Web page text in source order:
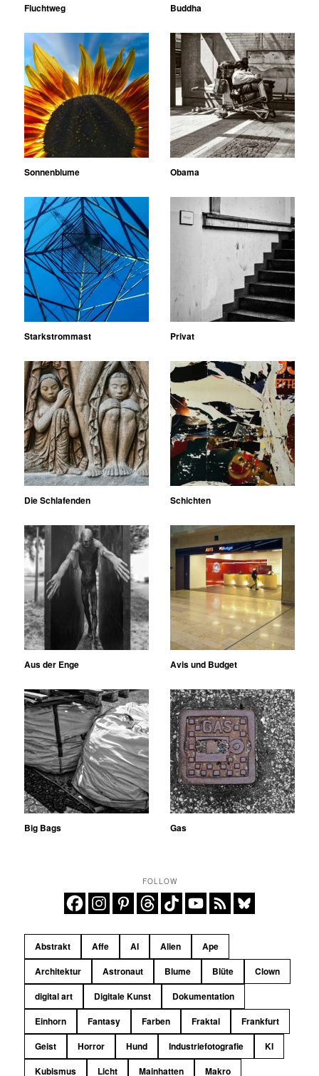
Fluchtweg Buddha
Sonnenblume Obama
Starkstrommast Privat
Die Schlafenden Schichten
Aus der Enge Avis und Budget
Big Bags Gas
FOLLOW
Abstrakt Affe AI Alien
Ape
Architektur
Astronaut Blume Blüte
Clown
digital art
Digitale Kunst
Dokumentation
Einhorn
Fantasy Farben Fraktal
Frankfurt
Geist
Horror Hund Industriefotografie
KI
Kubismus
Licht Mainhatten Makro